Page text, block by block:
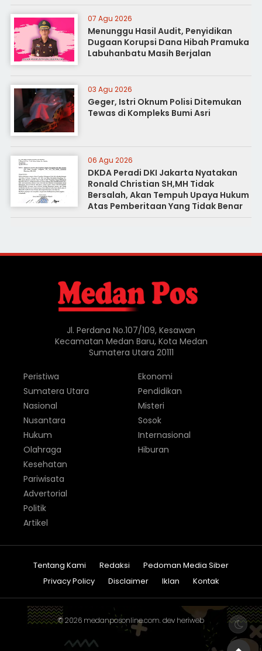
07 Agu 2026
Menunggu Hasil Audit, Penyidikan
Dugaan Korupsi Dana Hibah Pramuka
Labuhanbatu Masih Berjalan
03 Agu 2026
Geger, Istri Oknum Polisi Ditemukan
Tewas di Kompleks Bumi Asri
06 Agu 2026
DKDA Peradi DKI Jakarta Nyatakan
Ronald Christian SH,MH Tidak
Bersalah, Akan Tempuh Upaya Hukum
Atas Pemberitaan Yang Tidak Benar
Jl. Perdana No.107/109, Kesawan
Kecamatan Medan Baru, Kota Medan
Sumatera Utara 20111
Peristiwa
Sumatera Utara
Nasional
Nusantara
Hukum
Olahraga
Ekonomi
Pendidikan
Misteri
Sosok
Internasional
Hiburan
Kesehatan
Pariwisata
Advertorial
Politik
Artikel
Tentang Kami Redaksi
Pedoman Media Siber
Privacy Policy
Disclaimer Iklan Kontak
© 2026 medanposonline.com. dev heriweb